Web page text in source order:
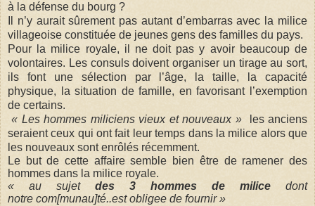
à la défense du bourg ?
Il n’y aurait sûrement pas autant d’embarras avec la milice
villageoise constituée de jeunes gens des familles du pays.
Pour la milice royale, il ne doit pas y avoir beaucoup de
volontaires. Les consuls doivent organiser un tirage au sort,
ils font une sélection par l’âge, la taille, la capacité
physique, la situation de famille, en favorisant l’exemption
de certains.
« Les hommes miliciens vieux et nouveaux »
les anciens
seraient ceux qui ont fait leur temps dans la milice alors que
les nouveaux sont enrôlés récemment.
Le but de cette affaire semble bien être de ramener des
hommes dans la milice royale.
« au sujet des 3 hommes de milice dont
notre com[munau]té..est obligee de fournir »